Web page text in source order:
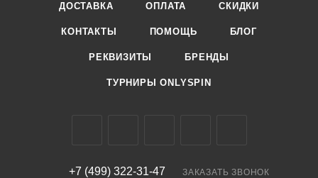
ДОСТАВКА ОПЛАТА СКИДКИ
КОНТАКТЫ ПОМОЩЬ БЛОГ
РЕКВИЗИТЫ БРЕНДЫ
ТУРНИРЫ ONLYSPIN
+7 (499) 322-31-47 ЗАКАЗАТЬ ЗВОНОК